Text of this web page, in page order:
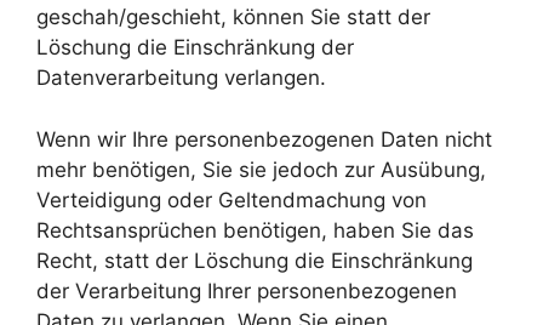
geschah/geschieht, können Sie statt der
Löschung die Einschränkung der
Datenverarbeitung verlangen.
Wenn wir Ihre personenbezogenen Daten nicht
mehr benötigen, Sie sie jedoch zur Ausübung,
Verteidigung oder Geltendmachung von
Rechtsansprüchen benötigen, haben Sie das
Recht, statt der Löschung die Einschränkung
der Verarbeitung Ihrer personenbezogenen